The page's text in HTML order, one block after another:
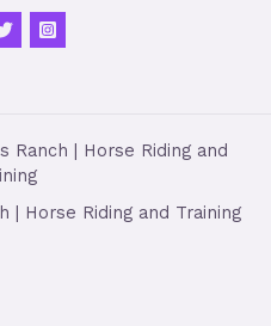
Ranch | Horse Riding and
| Horse Riding and Training